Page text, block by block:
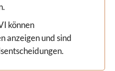
können
anzeigen und sind